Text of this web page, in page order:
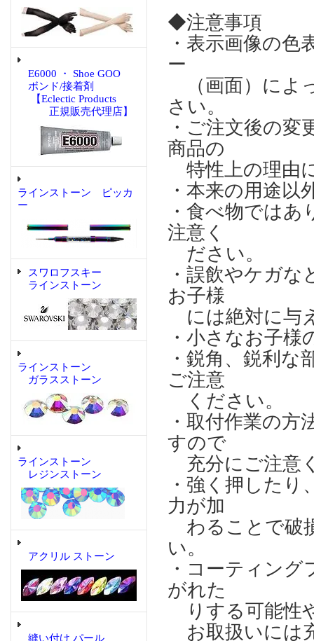
E6000 ・ Shoe GOO
ボンド/接着剤
【Eclectic Products
正規販売代理店】
ラインストーン ピッカ
ー
スワロフスキー
ラインストーン
ラインストーン
ガラスストーン
ラインストーン
レジンストーン
アクリル ストーン
縫い付け パール
◆注意事項
・表示画像の
ー
（画面）によ
さい。
・ご注文後の
商品の
特性上の理由
・本来の用途
・食べ物では
注意く
ださい。
・誤飲やケガ
お子様
には絶対に与
・小さなお子
・鋭角、鋭利
ご注意
ください。
・取付作業の
すので
充分にご注意
・強く押した
力が加
わることで破
い。
・コーティン
がれた
りする可能性
お取扱いには